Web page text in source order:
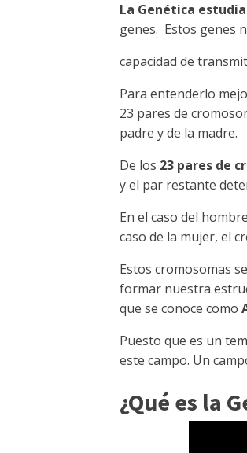
La Genética
genes. Estos genes
capacidad de
Para entenderlo
23 pares de
padre y de la madre.
De los 23 pares de
y el par restante
En el caso del
caso de la mujer, el
Estos cromosomas
formar nuestra
que se conoce como
Puesto que es un
este campo. Un
¿Qué es la